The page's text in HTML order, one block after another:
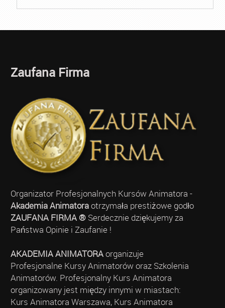
Zaufana Firma
Organizator Profesjonalnych Kursów Animatora -
Akademia Animatoraotrzymała prestiżowe godło
ZAUFANA FIRMA ®Serdecznie dziękujemy za
Państwa Opinie i Zaufanie !
AKADEMIA ANIMATORAorganizuje
Profesjonalne Kursy Animatorów oraz Szkolenia
Animatorów. Profesjonalny Kurs Animatora
organizowany jest między innymi w miastach:
Kurs Animatora Warszawa, Kurs Animatora